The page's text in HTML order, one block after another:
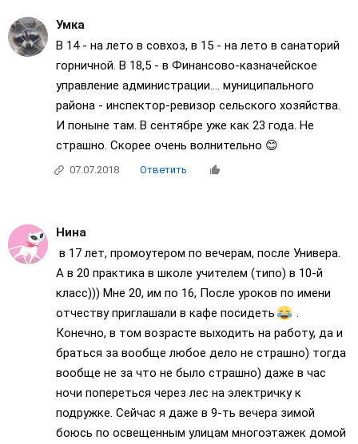
Умка
В 14 - на лето в совхоз, в 15 - на лето в санаторий
горничной. В 18,5 - в Финансово-казначейское
управление администрации.... муниципального
района - инспектор-ревизор сельского хозяйства.
И поныне там. В сентябре уже как 23 года. Не
страшно. Скорее очень волнительно 😊
07.07.2018 Ответить
Нина
в 17 лет, промоутером по вечерам, после Универа.
А в 20 практика в школе учителем (типо) в 10-й
класс))) Мне 20, им по 16, После уроков по имени
отчеству приглашали в кафе посидеть
.
Конечно, в том возрасте выходить на работу, да и
браться за вообще любое дело не страшно) тогда
вообще не за что не было страшно) даже в час
ночи попереться через лес на электричку к
подружке. Сейчас я даже в 9-ть вечера зимой
боюсь по освещенным улицам многоэтажек домой